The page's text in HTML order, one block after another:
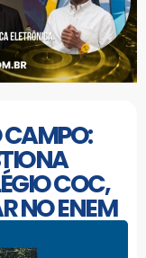
CAMPO:
COC,
NO ENEM